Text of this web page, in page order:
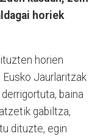
horiek
horien
Jaurlaritzak
baina
gabiltza,
dituzte, egin